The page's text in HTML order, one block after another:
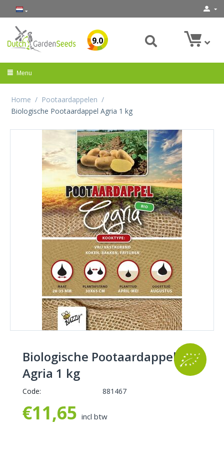
9.0
Menu
Home / Pootaardappelen /
Biologische Pootaardappel Agria 1 kg
Biologische Pootaardappel
Agria 1 kg
Code: 881467
€11,65 incl btw